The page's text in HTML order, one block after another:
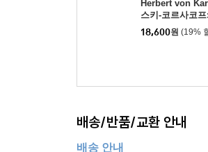
Herbert von
스키-코르사코
자데 / 차이코프
2 서곡 - 카라얀
18,600원 (19%
배송/반품/교환 안내
배송 안내